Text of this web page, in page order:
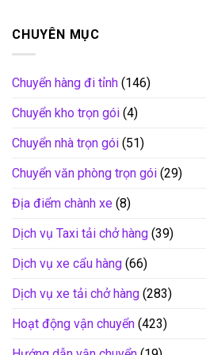
CHUYÊN MỤC
Chuyển hàng đi tỉnh (146)
Chuyển kho trọn gói (4)
Chuyển nhà trọn gói (51)
Chuyển văn phòng trọn gói (29)
Địa điểm chành xe (8)
Dịch vụ Taxi tải chở hàng (39)
Dịch vụ xe cẩu hàng (66)
Dịch vụ xe tải chở hàng (283)
Hoạt động vận chuyển (423)